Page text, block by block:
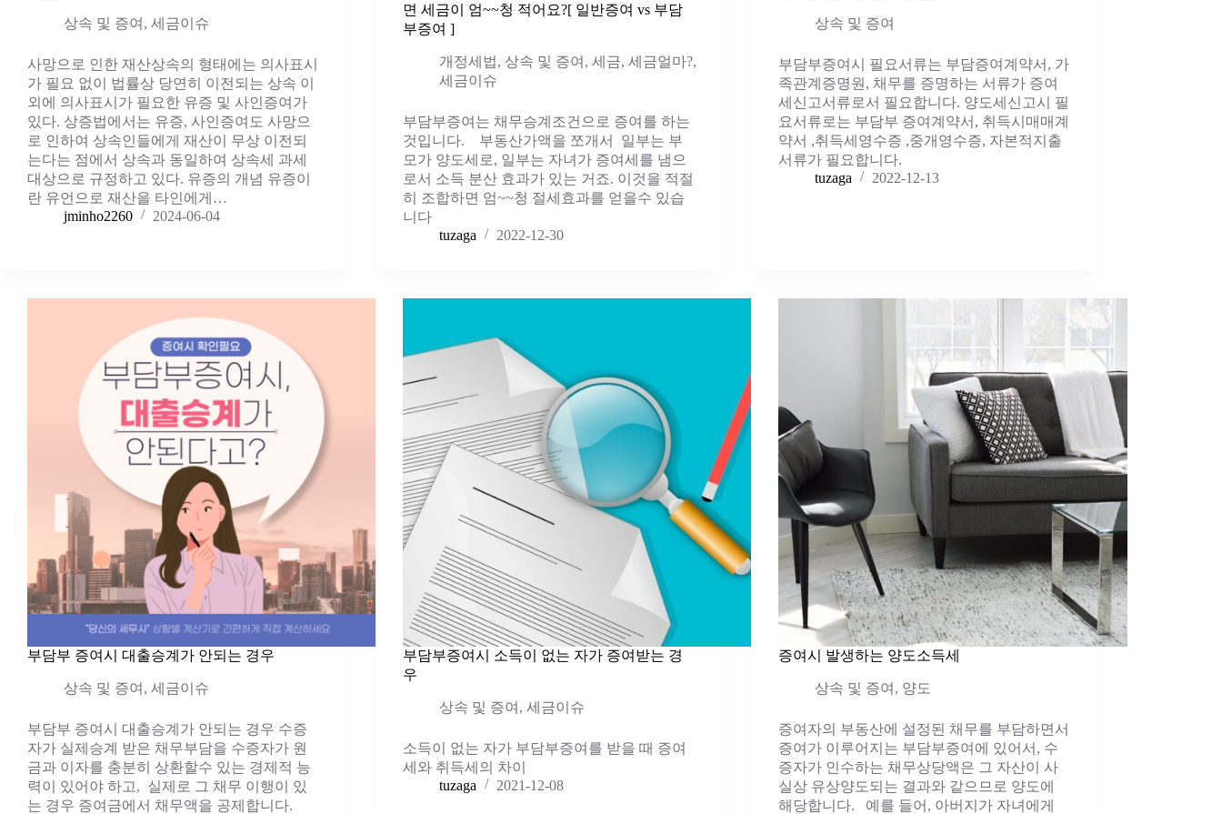
상속 및 증여 , 세금이슈
사망으로 인한 재산상속의 형태에는 의사표시
가 필요 없이 법률상 당연히 이전되는 상속 이
외에 의사표시가 필요한 유증 및 사인증여가
있다. 상증법에서는 유증, 사인증여도 사망으
로 인하여 상속인들에게 재산이 무상 이전되
는다는 점에서 상속과 동일하여 상속세 과세
대상으로 규정하고 있다. 유증의 개념 유증이
란 유언으로 재산을 타인에게…
jminho2260
2024-06-04
면 세금이 엄~~청 적어요?[ 일반증여 vs 부담
부증여 ]
개정세법, 상속 및 증여 ,세금,세금얼마?,
세금이슈
부담부증여는 채무승계조건으로 증여를 하는
것입니다. 부동산가액을 쪼개서 일부는 부
모가 양도세로, 일부는 자녀가 증여세를 냄으
로서 소득 분산 효과가 있는 거죠. 이것을 적절
히 조합하면 엄~~청 절세효과를 얻을수 있습
니다
tuzaga
2022-12-30
상속 및 증여
부담부증여시 필요서류는 부담증여계약서, 가
족관계증명원, 채무를 증명하는 서류가 증여
세신고서류로서 필요합니다. 양도세신고시 필
요서류로는 부담부 증여계약서, 취득시매매계
약서 ,취득세영수증 ,중개영수증, 자본적지출
서류가 필요합니다.
tuzaga
2022-12-13
부담부 증여시 대출승계가 안되는 경우
상속 및 증여 , 세금이슈
부담부 증여시 대출승계가 안되는 경우 수증
자가 실제승계 받은 채무부담을 수증자가 원
금과 이자를 충분히 상환할수 있는 경제적 능
력이 있어야 하고, 실제로 그 채무 이행이 있
는 경우 증여금에서 채무액을 공제합니다.
부담부증여시 소득이 없는 자가 증여받는 경
우
상속 및 증여 ,세금이슈
소득이 없는 자가 부담부증여를 받을 때 증여
세와 취득세의 차이
tuzaga
2021-12-08
증여시 발생하는 양도소득세
상속 및 증여 , 양도
증여자의 부동산에 설정된 채무를 부담하면서
증여가 이루어지는 부담부증여에 있어서, 수
증자가 인수하는 채무상당액은 그 자산이 사
실상 유상양도되는 결과와 같으므로 양도에
해당합니다. 예를 들어, 아버지가 자녀에게